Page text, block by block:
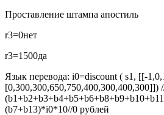
Проставление штампа апостиль
r3=0нет
r3=1500да
Язык перевода: i0=discount ( s1, [[-
[0,300,300,650,750,400,300,400,300]])
(b7+b13)*i0*10//0 рублей